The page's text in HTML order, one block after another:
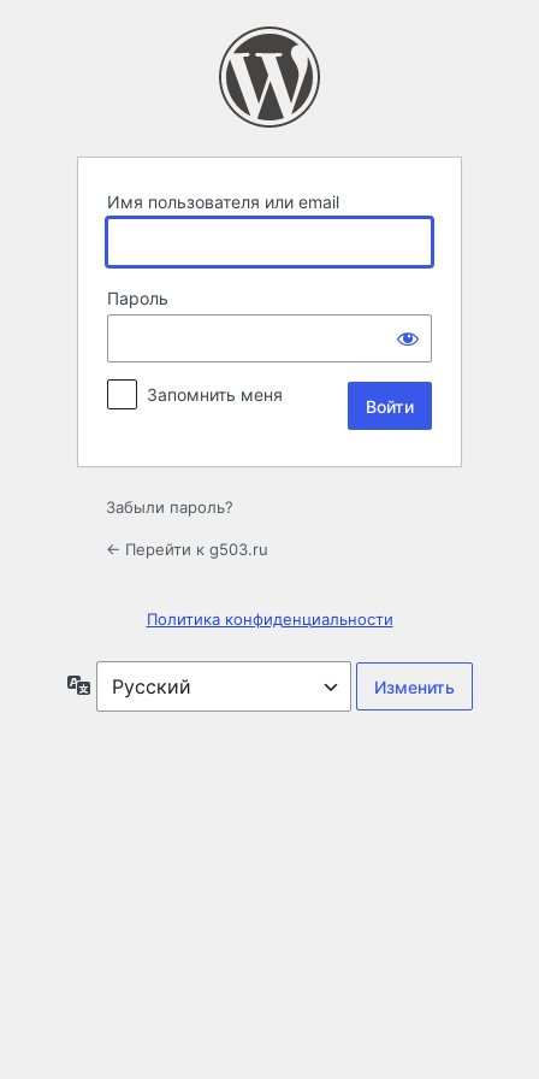
Имя пользователя или email
Пароль
Запомнить меня
Забыли пароль?
← Перейти к g503.ru
Политика конфиденциальности
Язык